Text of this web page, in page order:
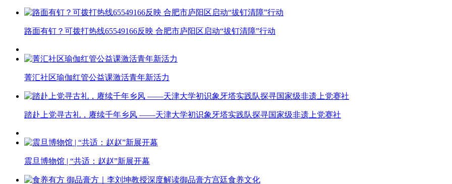
路面有钉？可拨打热线65549166反映 合肥市庐阳区启动“拔钉清障”行动
菁汇社区瑜伽红管公益课激活青年新活力
踏赴上党寻古礼，赓续千年乡风 ——天津大学初识象牙塔实践队探寻国家级非遗上党赛社
震旦博物馆 | “共适：赵赵”新展开幕